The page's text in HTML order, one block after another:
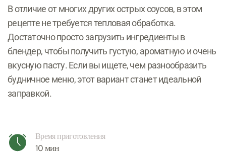
В отличие от многих других острых соусов, в этом
рецепте не требуется тепловая обработка.
Достаточно просто загрузить ингредиенты в
блендер, чтобы получить густую, ароматную и очень
вкусную пасту. Если вы ищете, чем разнообразить
будничное меню, этот вариант станет идеальной
заправкой.
Время приготовления
10 мин